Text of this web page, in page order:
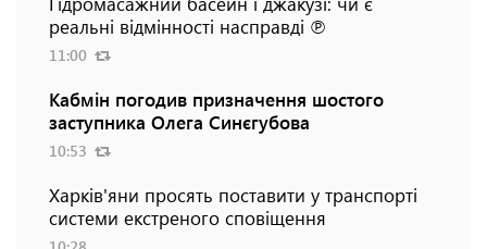
реальні відмінності насправді ℗
11:00
Кабмін погодив призначення шостого
заступника Олега Синєгубова
10:53
Харків'яни просять поставити у транспорті
системи екстреного сповіщення